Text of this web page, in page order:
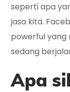
seperti apa
jasa kita.
powerful yang
sedang
Apa